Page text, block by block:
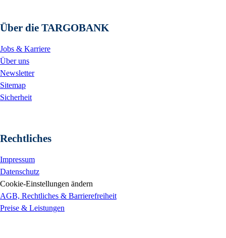
Über die TARGOBANK
Jobs & Karriere
Über uns
Newsletter
Sitemap
Sicherheit
Rechtliches
Impressum
Datenschutz
Cookie-Einstellungen ändern
AGB, Rechtliches & Barrierefreiheit
Preise & Leistungen